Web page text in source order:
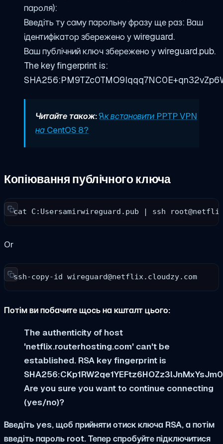
пароля):
Введіть ту саму парольну фразу ще раз: Ваш
ідентифікатор збережено у wireguard.
Ваш публічний ключ збережено у wireguard.pub.
The key fingerprint is:
Читайте також: Як встановити PPTP VPN
на CentOS 8?
Копіювання публічного ключа
cat C:Usersamirwireguard.pub | ssh
Or
ssh-copy-id wireguard@netflix.cloudzy.com
Потім ви побачите щось на кшталт цього:
The authenticity of host
'netflix.routerhosting.com' can't be
established. RSA key fingerprint is
Are you sure you want to continue connecting
(yes/no)?
Введіть yes, щоб прийняти отиск ключа RSA, а потім
введіть пароль root. Тепер спробуйте підключитися